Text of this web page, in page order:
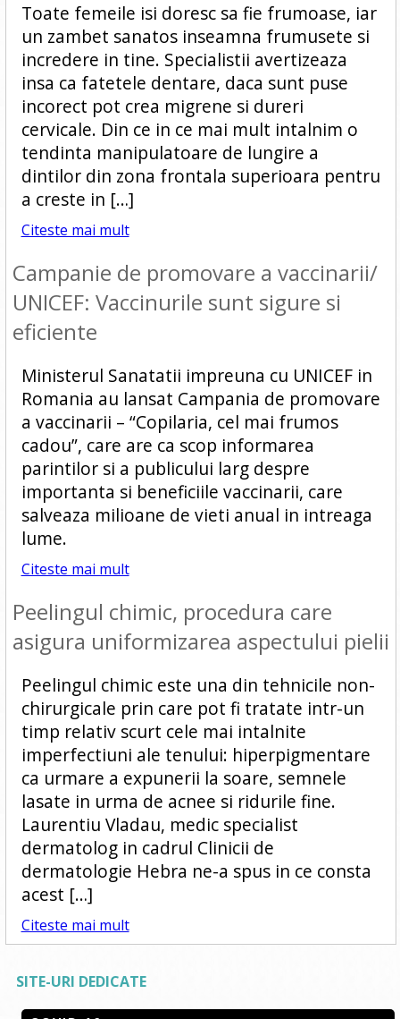
Toate femeile isi doresc sa fie frumoase, iar
un zambet sanatos inseamna frumusete si
incredere in tine. Specialistii avertizeaza
insa ca fatetele dentare, daca sunt puse
incorect pot crea migrene si dureri
cervicale. Din ce in ce mai mult intalnim o
tendinta manipulatoare de lungire a
dintilor din zona frontala superioara pentru
a creste in […]
Citeste mai mult
Campanie de promovare a vaccinarii/
UNICEF: Vaccinurile sunt sigure si
eficiente
Ministerul Sanatatii impreuna cu UNICEF in
Romania au lansat Campania de promovare
a vaccinarii – “Copilaria, cel mai frumos
cadou”, care are ca scop informarea
parintilor si a publicului larg despre
importanta si beneficiile vaccinarii, care
salveaza milioane de vieti anual in intreaga
lume.
Citeste mai mult
Peelingul chimic, procedura care
asigura uniformizarea aspectului pielii
Peelingul chimic este una din tehnicile non-
chirurgicale prin care pot fi tratate intr-un
timp relativ scurt cele mai intalnite
imperfectiuni ale tenului: hiperpigmentare
ca urmare a expunerii la soare, semnele
lasate in urma de acnee si ridurile fine.
Laurentiu Vladau, medic specialist
dermatolog in cadrul Clinicii de
dermatologie Hebra ne-a spus in ce consta
acest […]
Citeste mai mult
SITE-URI DEDICATE